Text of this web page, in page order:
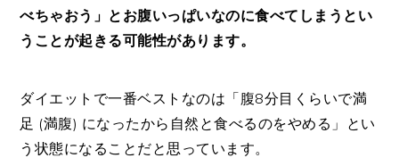
べちゃおう」とお腹いっぱいなのに食べてしまうとい
うことが起きる可能性があります。
ダイエットで一番ベストなのは「腹8分目くらいで満
足 (満腹) になったから自然と食べるのをやめる」とい
う状態になることだと思っています。